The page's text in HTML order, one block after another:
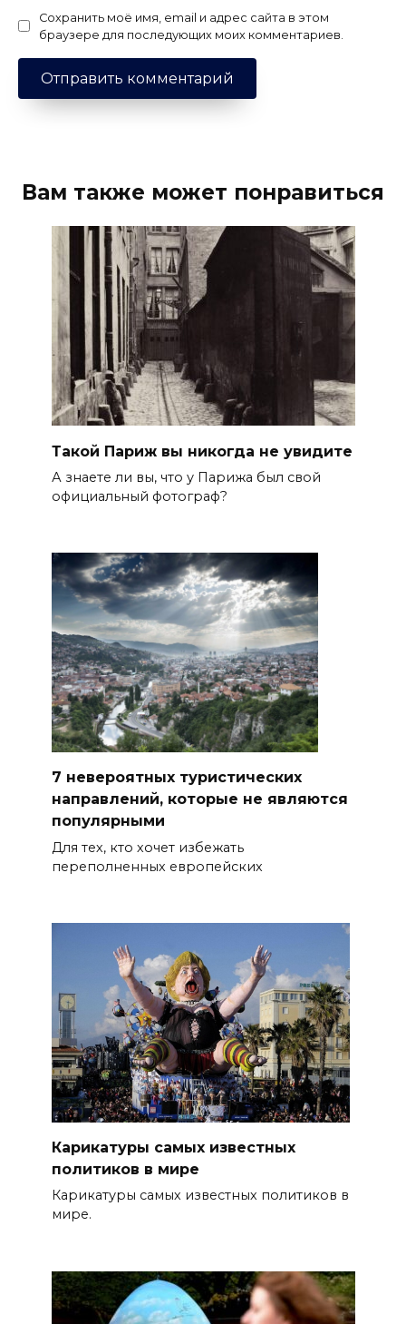
Сохранить моё имя, email и адрес сайта в этом
браузере для последующих моих комментариев.
Вам также может понравиться
Такой Париж вы никогда не увидите
А знаете ли вы, что у Парижа был свой
официальный фотограф?
7 невероятных туристических
направлений, которые не являются
популярными
Для тех, кто хочет избежать
переполненных европейских
Карикатуры самых известных
политиков в мире
Карикатуры самых известных политиков в
мире.